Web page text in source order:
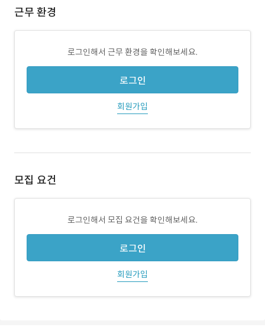
근무 환경
로그인해서 근무 환경을 확인해보세요.
로그인
회원가입
모집 요건
로그인해서 모집 요건을 확인해보세요.
로그인
회원가입